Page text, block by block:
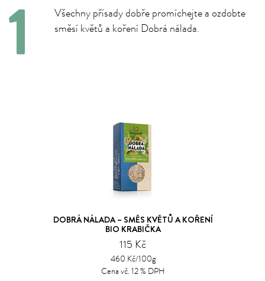
Všechny přísady dobře promíchejte a ozdobte
směsí květů a koření Dobrá nálada.
DOBRÁ NÁLADA – SMĚS KVĚTŮ A KOŘENÍ
BIO KRABIČKA
115 Kč
460 Kč/100g
Cena vč. 12 % DPH